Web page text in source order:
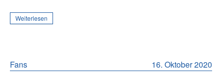
Weiterlesen
16. Oktober 2020
Fans